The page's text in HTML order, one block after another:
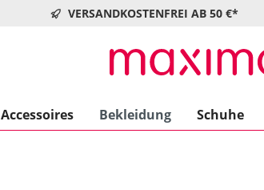
VERSANDKOSTENFREI AB 50 €*
Accessoires Bekleidung Schuhe